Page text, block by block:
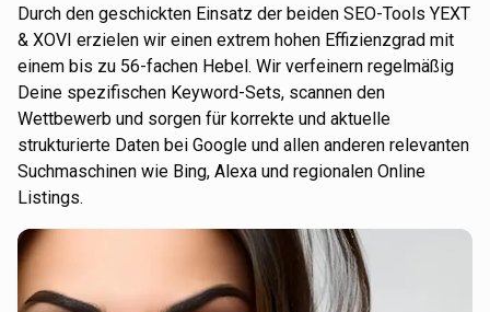
Durch den geschickten Einsatz der beiden SEO-Tools YEXT
& XOVI erzielen wir einen extrem hohen Effizienzgrad mit
einem bis zu 56-fachen Hebel. Wir verfeinern regelmäßig
Deine spezifischen Keyword-Sets, scannen den
Wettbewerb und sorgen für korrekte und aktuelle
strukturierte Daten bei Google und allen anderen relevanten
Suchmaschinen wie Bing, Alexa und regionalen Online
Listings.